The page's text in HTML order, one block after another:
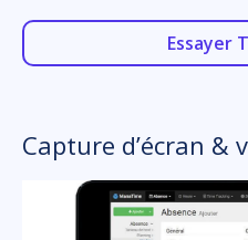
Essayer
Capture d’écran &